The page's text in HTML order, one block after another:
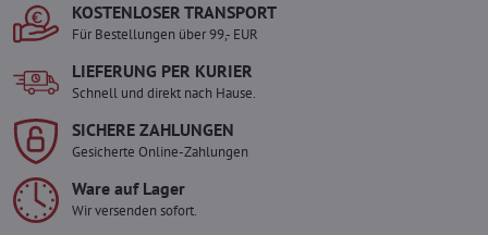
KOSTENLOSER TRANSPORT
Für Bestellungen über 99,- EUR
LIEFERUNG PER KURIER
Schnell und direkt nach Hause.
SICHERE ZAHLUNGEN
Gesicherte Online-Zahlungen
Ware auf Lager
Wir versenden sofort.